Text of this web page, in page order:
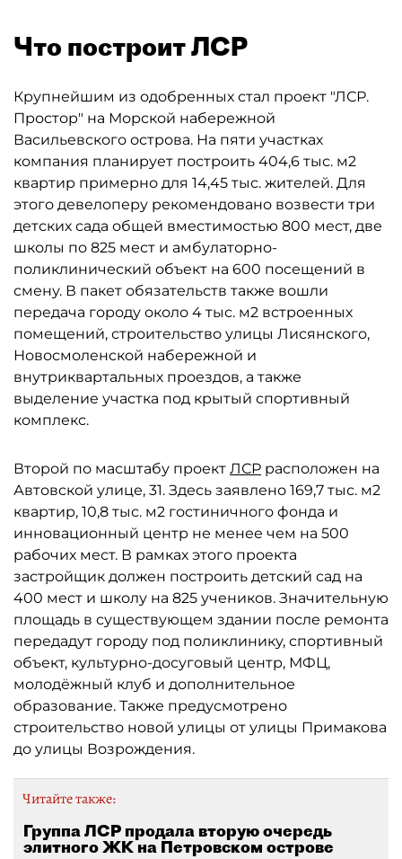
Что построит ЛСР
Крупнейшим из одобренных стал проект "ЛСР.
Простор" на Морской набережной
Васильевского острова. На пяти участках
компания планирует построить 404,6 тыс. м2
квартир примерно для 14,45 тыс. жителей. Для
этого девелоперу рекомендовано возвести три
детских сада общей вместимостью 800 мест, две
школы по 825 мест и амбулаторно-
поликлинический объект на 600 посещений в
смену. В пакет обязательств также вошли
передача городу около 4 тыс. м2 встроенных
помещений, строительство улицы Лисянского,
Новосмоленской набережной и
внутриквартальных проездов, а также
выделение участка под крытый спортивный
комплекс.
Второй по масштабу проект ЛСР расположен на
Автовской улице, 31. Здесь заявлено 169,7 тыс. м2
квартир, 10,8 тыс. м2 гостиничного фонда и
инновационный центр не менее чем на 500
рабочих мест. В рамках этого проекта
застройщик должен построить детский сад на
400 мест и школу на 825 учеников. Значительную
площадь в существующем здании после ремонта
передадут городу под поликлинику, спортивный
объект, культурно-досуговый центр, МФЦ,
молодёжный клуб и дополнительное
образование. Также предусмотрено
строительство новой улицы от улицы Примакова
до улицы Возрождения.
Читайте также:
Группа ЛСР продала вторую очередь
элитного ЖК на Петровском острове